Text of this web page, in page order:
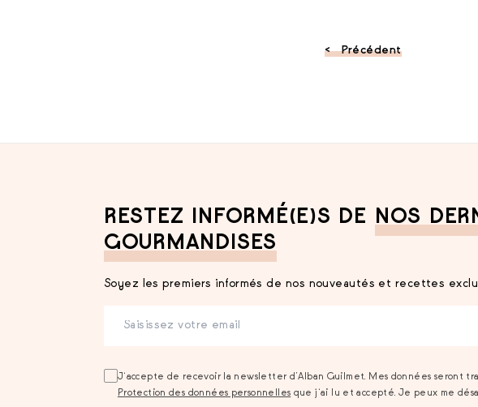
Précédent
RESTEZ INFORMÉ(E)S DE NOS
GOURMANDISES
Soyez les premiers informés de nos nouveautés et recettes
J‘accepte de recevoir la newsletter d’Alban Guilmet. Mes données seront
Protection des données personnelles que j‘ai lu et accepté. Je peux me